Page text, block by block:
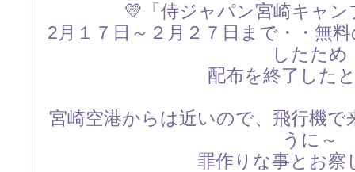
💛「侍ジャパン宮崎キャ
2月１７日～２月２７日まで・・無
したため
配布を終了した
宮崎空港からは近いので、飛行機
うに～
罪作りな事とお察